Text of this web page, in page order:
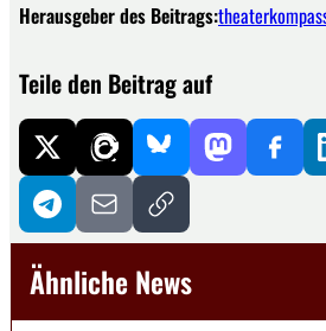
Herausgeber des Beitrags:
Teile den Beitrag auf
Ähnliche News